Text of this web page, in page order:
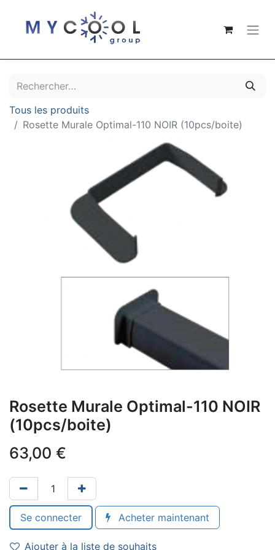
Tous les produits
Rosette Murale Optimal-110 NOIR (10pcs/boite)
Rosette Murale Optimal-110 NOIR
(10pcs/boite)
63,00 €
Se connecter Acheter maintenant
Ajouter à la liste de souhaits